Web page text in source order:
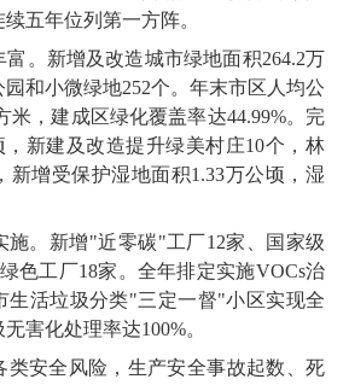
五年位列第一方阵。
富。新增及改造城市绿地面积264.2万
园和小微绿地252个。年末市区人均公
米，建成区绿化覆盖率达44.99%。完
，新建及改造提升绿美村庄10个，林
新增受保护湿地面积1 .33万公顷，湿
施。新增"近零碳"工厂12家、国家级
色工厂18家。全年排定实施VOCs治
生活垃圾分类"三定一督"小区实现全
害化处理率达100%。
类安全风险，生产安全事故起数、死